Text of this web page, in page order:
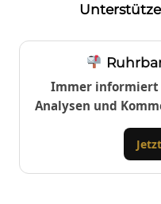
Immer informiert
Analysen und